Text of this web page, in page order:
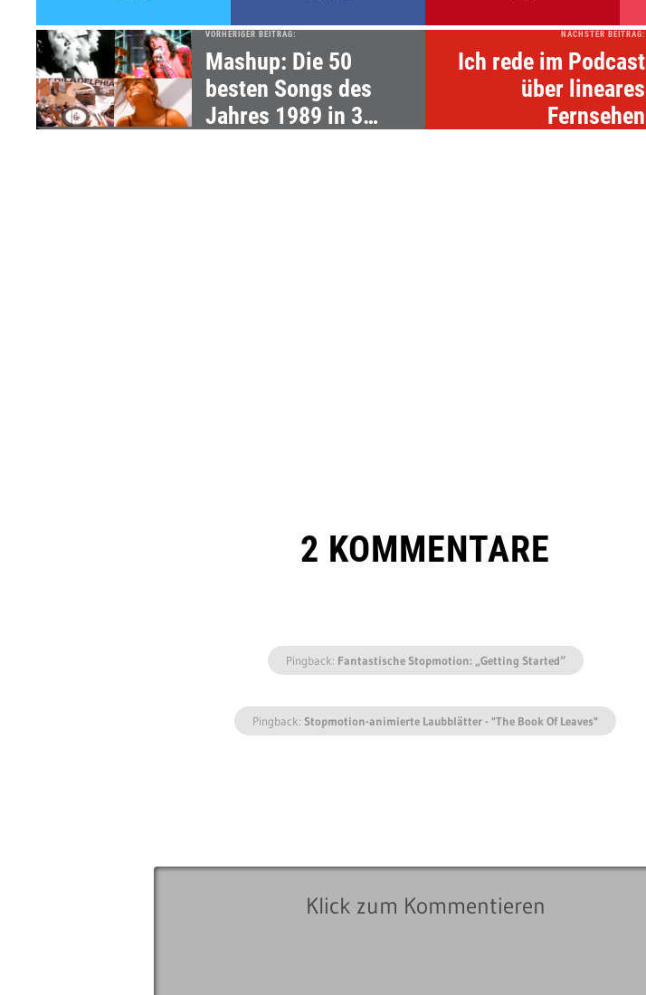
VORHERIGER BEITRAG:
Mashup: Die 50
besten Songs des
Jahres 1989 in 3
NÄCHSTER BEITRAG:
Ich rede im Podcast
über lineares
Fernsehen
2 KOMMENTARE
Pingback: Fantastische Stopmotion: „Getting Started“
Pingback:Stopmotion-animierte Laubblätter - "The Book Of Leaves"